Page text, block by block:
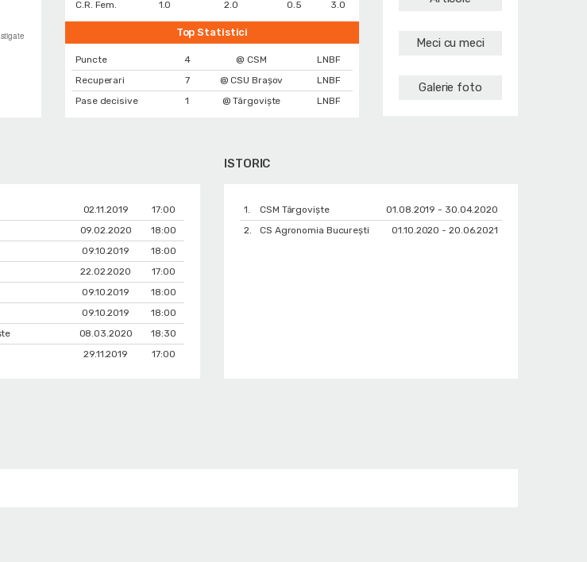
C.R. Fem.
1.0 2.0 0.5 3.0
Top Statistici
Puncte 4 @ CSM
LNBF
Recuperari
7 @ CSU Brașov
LNBF
Pase decisive
1 @ Târgoviște LNBF
Meci cu meci
Galerie foto
02.11.2019
17:00
09.02.2020
18:00
09.10.2019
18:00
22.02.2020
17:00
09.10.2019
18:00
09.10.2019
18:00
08.03.2020
18:30
29.11.2019 17:00
ISTORIC
1. CSM Târgoviște
01.08.2019 - 30.04.2020
2.
CS Agronomia București 01.10.2020 - 20.06.2021